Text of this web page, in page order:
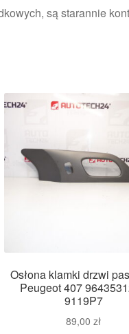
są starannie
Osłona klamki drzwi
Peugeot 407
9119P7
89,00zł